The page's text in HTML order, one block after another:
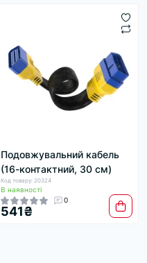
Подовжувальний кабель
(16-контактний, 30 см)
Код товару: 20324
В наявності
0
541₴